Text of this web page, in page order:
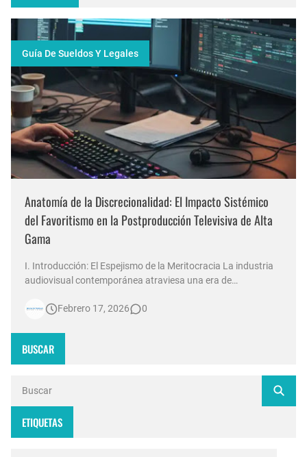
Guía De Sueldos Y Legales
Anatomía de la Discrecionalidad: El Impacto Sistémico
del Favoritismo en la Postproducción Televisiva de Alta
Gama
I. Introducción: El Espejismo de la Meritocracia La industria
audiovisual contemporánea atraviesa una era de
noticias en Argentina invierten millones de dólares en
Febrero 17, 2026 0
BUSCAR
ETIQUETAS